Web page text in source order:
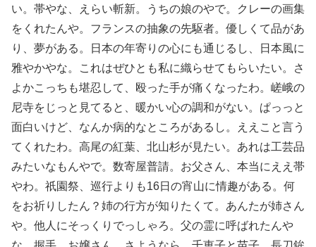
い。帯やな、えらい斬新。うちの娘のやで。クレーの画集
をくれたんや。フランスの抽象の先駆者。優しくて品があ
り、夢がある。日本の年寄りの心にも通じるし、日本風に
雅やかやな。これはぜひとも私に織らせてもらいたい。さ
よかこっちも堪忍して、殴った手が痛くなったわ。嵯峨の
尼寺をじっと見てると、暖かい心の調和がない。ぱっっと
面白いけど、なんか病的なところがあるし。ええこと言う
てくれたわ。高尾の紅葉、北山杉が見たい。あれは工芸品
みたいなもんやで。数寄屋普請。お父さん、本当にええ帯
やわ。祇園祭、巡行よりも16日の宵山に情趣がある。何
をお祈りしたん？姉の行方が知りたくて。あんたが姉さん
や。他人にそっくりでっしゃろ。父の霊に呼ばれたんや